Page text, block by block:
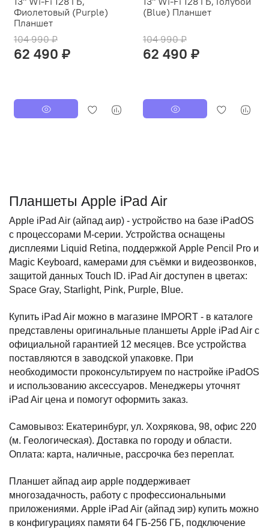
Фиолетовый (Purple)
Планшет
104 990 ₽
62 490 ₽
(Blue) Планшет
104 990 ₽
62 490 ₽
Планшеты Apple iPad Air
Apple iPad Air (айпад аир) - устройство на базе iPadOS
с процессорами M-серии. Устройства оснащены
дисплеями Liquid Retina, поддержкой Apple Pencil Pro и
Magic Keyboard, камерами для съёмки и видеозвонков,
защитой данных Touch ID. iPad Air доступен в цветах:
Space Gray, Starlight, Pink, Purple, Blue.
Купить iPad Air можно в магазине IMPORT - в каталоге
представлены оригинальные планшеты Apple iPad Air с
официальной гарантией 12 месяцев. Все устройства
поставляются в заводской упаковке. При
необходимости проконсультируем по настройке iPadOS
и использованию аксессуаров. Менеджеры уточнят
iPad Air цена и помогут оформить заказ.
Самовывоз: Екатеринбург, ул. Хохрякова, 98, офис 220
(м. Геологическая). Доставка по городу и области.
Оплата: карта, наличные, рассрочка без переплат.
Планшет айпад аир apple поддерживает
многозадачность, работу с профессиональными
приложениями. Apple iPad Air (айпад эир) купить можно
в конфигурациях памяти 64 ГБ-256 ГБ, подключение